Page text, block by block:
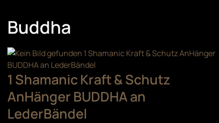
Buddha
1 Shamanic Kraft & Schutz
AnHänger BUDDHA an
LederBändel